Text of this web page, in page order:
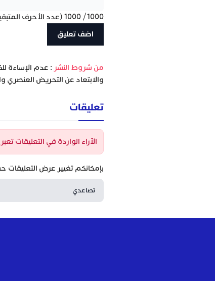
1000
/
1000 (عدد الأحرف
‫من شروط النشر : عدم الإساءة
والابتعاد عن التحريض العنصري
تعليقات
الآراء الواردة في التعليقات
بإمكانكم تغيير عرض التعليقات